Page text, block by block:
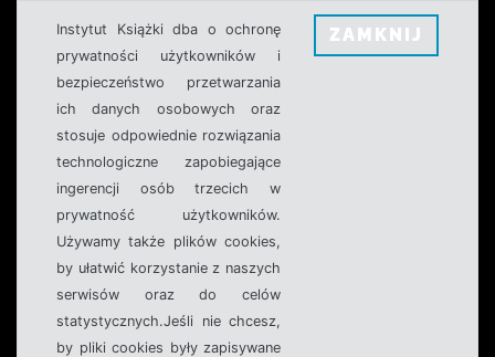
Instytut Książki dba o ochronę
prywatności użytkowników i
bezpieczeństwo przetwarzania
ich danych osobowych oraz
stosuje odpowiednie rozwiązania
technologiczne zapobiegające
ingerencji osób trzecich w
prywatność użytkowników.
Używamy także plików cookies,
by ułatwić korzystanie z naszych
serwisów oraz do celów
statystycznych.Jeśli nie chcesz,
by pliki cookies były zapisywane
ZAMKNIJ